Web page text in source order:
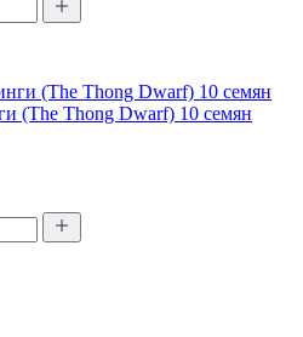
(The Thong Dwarf) 10 семян